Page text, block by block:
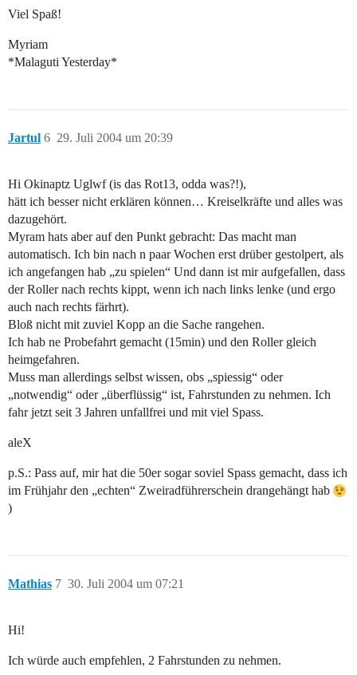
Viel Spaß!
Myriam
*Malaguti Yesterday*
Jartul 29. Juli 2004 um 20:39
6
Hi Okinaptz Uglwf (is das Rot13, odda was?!),
hätt ich besser nicht erklären können… Kreiselkräfte und alles was
dazugehört.
Myram hats aber auf den Punkt gebracht: Das macht man
automatisch. Ich bin nach n paar Wochen erst drüber gestolpert, als
ich angefangen hab „zu spielen“ Und dann ist mir aufgefallen, dass
der Roller nach rechts kippt, wenn ich nach links lenke (und ergo
auch nach rechts färhrt).
Bloß nicht mit zuviel Kopp an die Sache rangehen.
Ich hab ne Probefahrt gemacht (15min) und den Roller gleich
heimgefahren.
Muss man allerdings selbst wissen, obs „spiessig“ oder
„notwendig“ oder „überflüssig“ ist, Fahrstunden zu nehmen. Ich
fahr jetzt seit 3 Jahren unfallfrei und mit viel Spass.
aleX
p.S.: Pass auf, mir hat die 50er sogar soviel Spass gemacht, dass ich
im Frühjahr den „echten“ Zweiradführerschein drangehängt hab
)
Mathias 30. Juli 2004 um 07:21
7
Hi!
Ich würde auch empfehlen, 2 Fahrstunden zu nehmen.